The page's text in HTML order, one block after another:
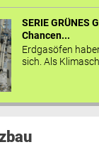
SERIE GRÜNES
Chancen...
Erdgasöfen
sich. Als